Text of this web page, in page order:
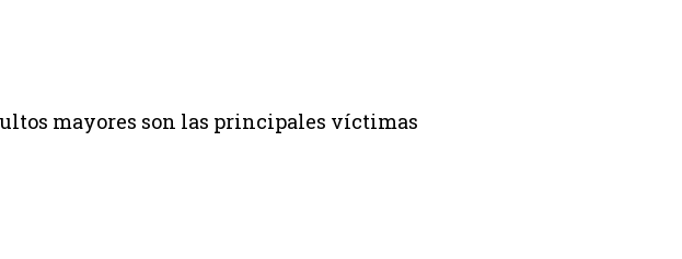
mayores son las principales víctimas